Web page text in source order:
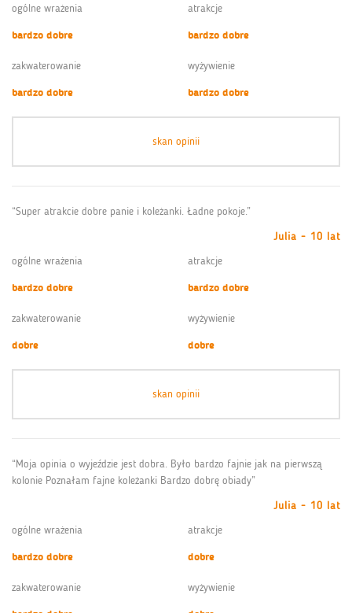
ogólne wrażenia
bardzo dobre
atrakcje
bardzo dobre
zakwaterowanie
bardzo dobre
wyżywienie
bardzo dobre
skan opinii
“Super atrakcie dobre panie i koleżanki. Ładne pokoje.”
Julia - 10 lat
ogólne wrażenia
bardzo dobre
atrakcje
bardzo dobre
zakwaterowanie
dobre
wyżywienie
dobre
skan opinii
“Moja opinia o wyjeździe jest dobra. Było bardzo fajnie jak na pierwszą
kolonie Poznałam fajne koleżanki Bardzo dobrę obiady”
Julia - 10 lat
ogólne wrażenia
bardzo dobre
atrakcje
dobre
zakwaterowanie
wyżywienie